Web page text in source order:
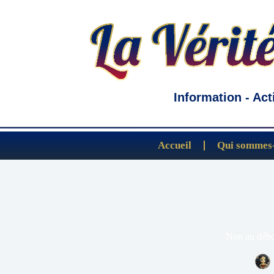
Information -
Accueil Qui